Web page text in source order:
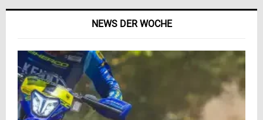
NEWS DER WOCHE